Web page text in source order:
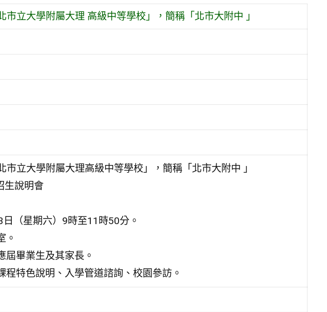
立大學附屬大理 高級中等學校」，簡稱「北市大附中 」
立大學附屬大理高級中等學校」，簡稱「北市大附中 」
生說明會
（星期六）9時至11時50分。
。
屆畢業生及其家長。
程特色說明、入學管道諮詢、校園參訪。